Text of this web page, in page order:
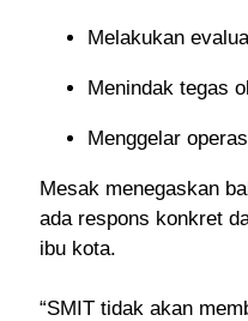
Melakukan
Menindak tegas
Menggelar
Mesak menegaskan
ada respons konkret
ibu kota.
“SMIT tidak akan